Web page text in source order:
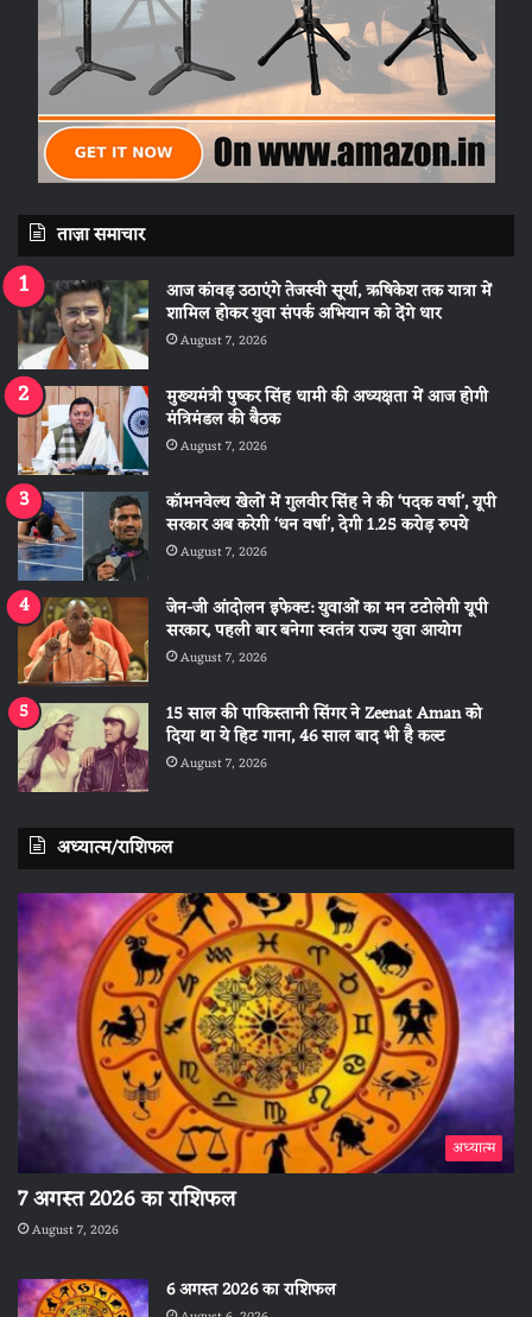
ताज़ा समाचार
आज कांवड़ उठाएंगे तेजस्वी सूर्या, ऋषिकेश तक यात्रा में
शामिल होकर युवा संपर्क अभियान को देंगे धार
August 7, 2026
मुख्यमंत्री पुष्कर सिंह धामी की अध्यक्षता में आज होगी
मंत्रिमंडल की बैठक
August 7, 2026
कॉमनवेल्थ खेलों में गुलवीर सिंह ने की ‘पदक वर्षा’, यूपी
सरकार अब करेगी ‘धन वर्षा’, देगी 1.25 करोड़ रुपये
August 7, 2026
जेन-जी आंदोलन इफेक्ट: युवाओं का मन टटोलेगी यूपी
सरकार, पहली बार बनेगा स्वतंत्र राज्य युवा आयोग
August 7, 2026
15 साल की पाकिस्तानी सिंगर ने Zeenat Aman को
दिया था ये हिट गाना, 46 साल बाद भी है कल्ट
August 7, 2026
अध्यात्म/राशिफल
अध्यात्म
7 अगस्त 2026 का राशिफल
August 7, 2026
6 अगस्त 2026 का राशिफल